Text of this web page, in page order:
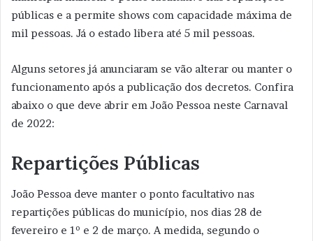
públicas e a permite shows com capacidade máxima de
mil pessoas. Já o estado libera até 5 mil pessoas.
Alguns setores já anunciaram se vão alterar ou manter o
funcionamento após a publicação dos decretos. Confira
abaixo o que deve abrir em João Pessoa neste Carnaval
de 2022:
Repartições Públicas
João Pessoa deve manter o ponto facultativo nas
repartições públicas do município, nos dias 28 de
fevereiro e 1º e 2 de março. A medida, segundo o